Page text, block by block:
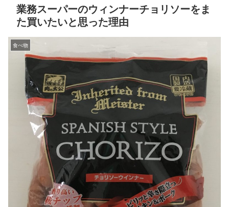
業務スーパーのウィンナーチョリソーをま
た買いたいと思った理由
食べ物